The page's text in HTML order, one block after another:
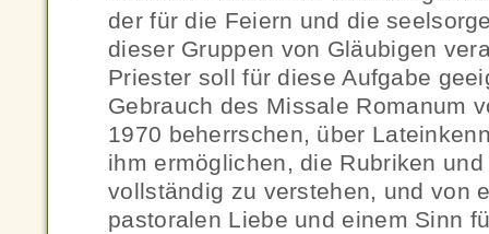
der für die Feiern und die
dieser Gruppen von Gläubigen
Priester soll für diese Aufgabe
Gebrauch des Missale Romanum
1970 beherrschen, über
ihm ermöglichen, die Rubriken
vollständig zu verstehen, und von
pastoralen Liebe und einem Sinn